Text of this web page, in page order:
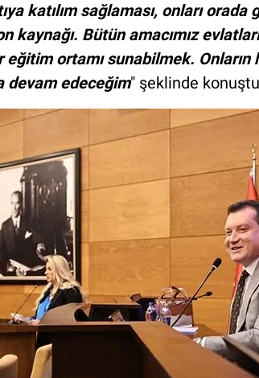
katılım sağlaması, onları
kaynağı. Bütün amacımız
eğitim ortamı sunabilmek. Onların
devam edeceğim" şeklinde